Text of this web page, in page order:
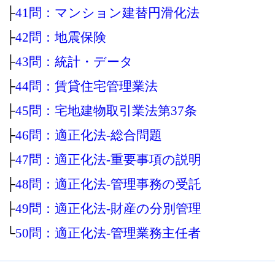
├41問：マンション建替円滑化法
├42問：地震保険
├43問：統計・データ
├44問：賃貸住宅管理業法
├45問：宅地建物取引業法第37条
├46問：適正化法‐総合問題
├47問：適正化法‐重要事項の説明
├48問：適正化法‐管理事務の受託
├49問：適正化法‐財産の分別管理
└50問：適正化法‐管理業務主任者